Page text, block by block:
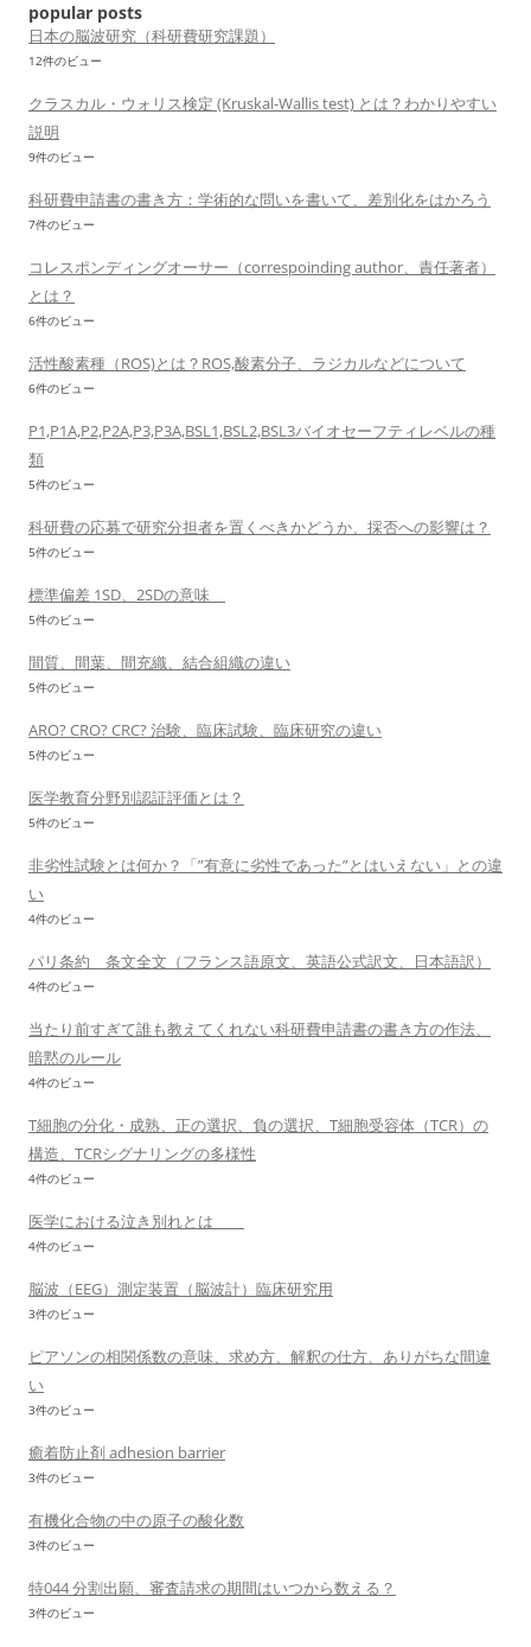
popular posts
日本の脳波研究（科研費研究課題）
12件のビュー
クラスカル・ウォリス検定 (Kruskal-Wallis test) とは？わかりやすい
説明
9件のビュー
科研費申請書の書き方：学術的な問いを書いて、差別化をはかろう
7件のビュー
コレスポンディングオーサー（correspoinding author、責任著者）
とは？
6件のビュー
活性酸素種（ROS)とは？ROS,酸素分子、ラジカルなどについて
6件のビュー
P1,P1A,P2,P2A,P3,P3A,BSL1,BSL2,BSL3バイオセーフティレベルの種
類
5件のビュー
科研費の応募で研究分担者を置くべきかどうか、採否への影響は？
5件のビュー
標準偏差 1SD、2SDの意味
5件のビュー
間質、間葉、間充織、結合組織の違い
5件のビュー
ARO? CRO? CRC? 治験、臨床試験、臨床研究の違い
5件のビュー
医学教育分野別認証評価とは？
5件のビュー
非劣性試験とは何か？「”有意に劣性であった”とはいえない」との違
い
4件のビュー
パリ条約 条文全文（フランス語原文、英語公式訳文、日本語訳）
4件のビュー
当たり前すぎて誰も教えてくれない科研費申請書の書き方の作法、
暗黙のルール
4件のビュー
T細胞の分化・成熟、正の選択、負の選択、T細胞受容体（TCR）の
構造、TCRシグナリングの多様性
4件のビュー
医学における泣き別れとは
4件のビュー
脳波（EEG）測定装置（脳波計）臨床研究用
3件のビュー
ピアソンの相関係数の意味、求め方、解釈の仕方、ありがちな間違
い
3件のビュー
癒着防止剤 adhesion barrier
3件のビュー
有機化合物の中の原子の酸化数
3件のビュー
特044 分割出願、審査請求の期間はいつから数える？
3件のビュー